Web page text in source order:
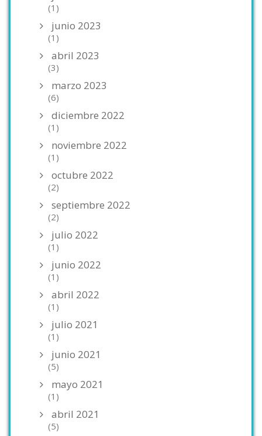
(1)
junio 2023
(1)
abril 2023
(3)
marzo 2023
(6)
diciembre 2022
(1)
noviembre 2022
(1)
octubre 2022
(2)
septiembre 2022
(2)
julio 2022
(1)
junio 2022
(1)
abril 2022
(1)
julio 2021
(1)
junio 2021
(5)
mayo 2021
(1)
abril 2021
(5)